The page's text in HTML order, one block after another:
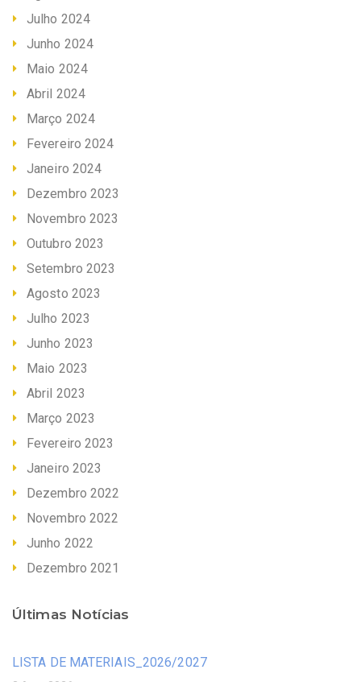
Julho 2024
Junho 2024
Maio 2024
Abril 2024
Março 2024
Fevereiro 2024
Janeiro 2024
Dezembro 2023
Novembro 2023
Outubro 2023
Setembro 2023
Agosto 2023
Julho 2023
Junho 2023
Maio 2023
Abril 2023
Março 2023
Fevereiro 2023
Janeiro 2023
Dezembro 2022
Novembro 2022
Junho 2022
Dezembro 2021
Últimas Notícias
LISTA DE MATERIAIS_2026/2027